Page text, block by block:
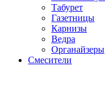
Табурет
Газетницы
Карнизы
Ведра
Органайзеры
Смесители